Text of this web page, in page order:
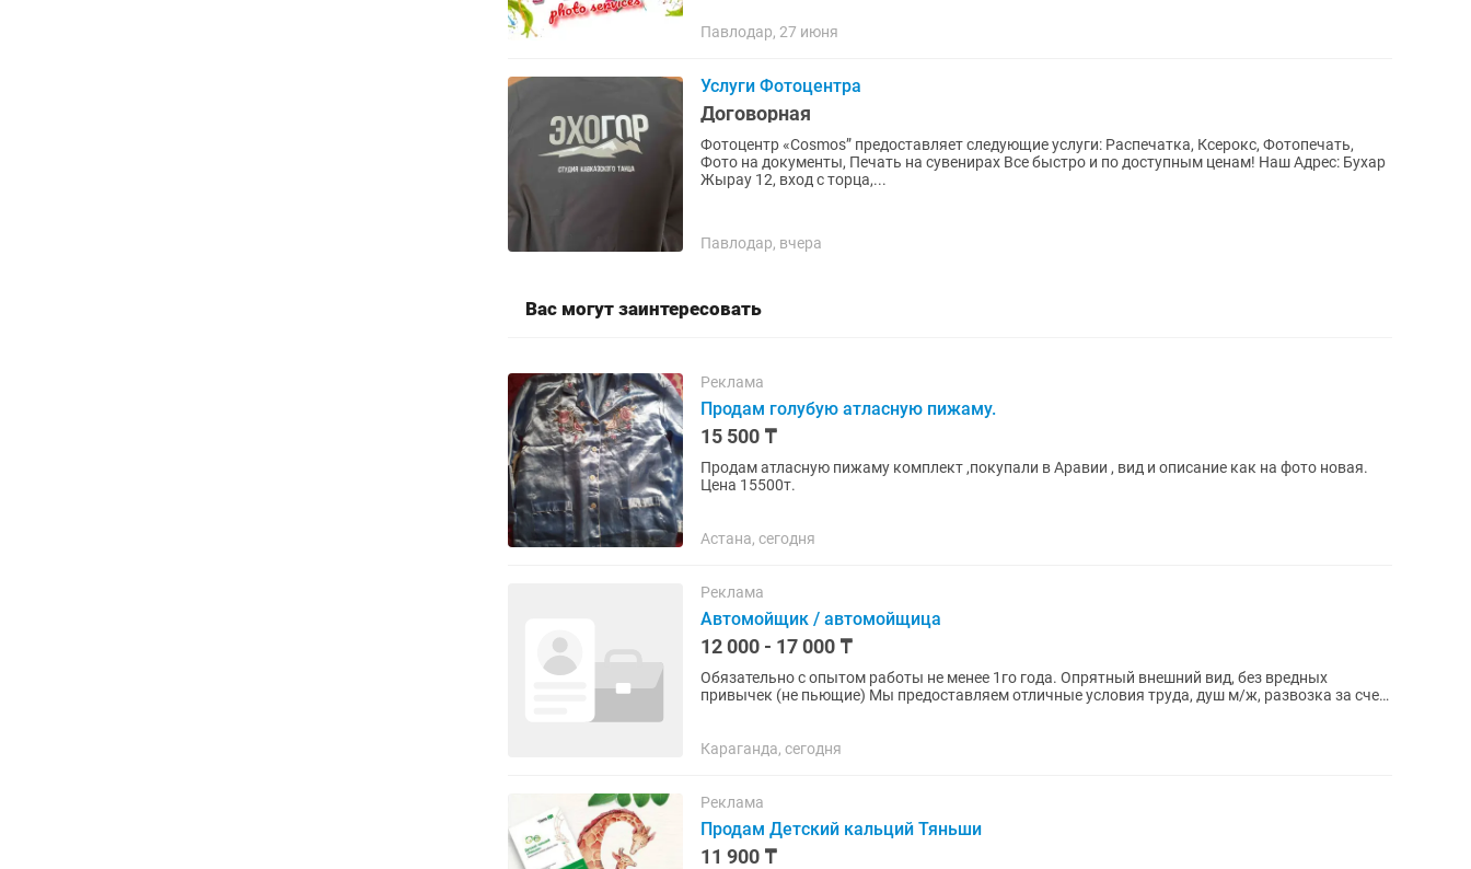
Павлодар, 27 июня
Услуги Фотоцентра
Договорная
Фотоцентр «Cosmos” предоставляет следующие услуги: Распечатка, Ксерокс, Фотопечать,
Фото на документы, Печать на сувенирах Все быстро и по доступным ценам! Наш Адрес: Бухар
Жырау 12, вход с торца,...
Павлодар, вчера
Вас могут заинтересовать
Реклама
Продам голубую атласную пижаму.
15 500 ₸
Продам атласную пижаму комплект ,покупали в Аравии , вид и описание как на фото новая.
Цена 15500т.
Астана, сегодня
Реклама
Автомойщик / автомойщица
12 000 - 17 000 ₸
Обязательно с опытом работы не менее 1го года. Опрятный внешний вид, без вредных
привычек (не пьющие) Мы предоставляем отличные условия труда, душ м/ж, развозка за счет
Караганда, сегодня
Реклама
Продам Детский кальций Тяньши
11 900 ₸